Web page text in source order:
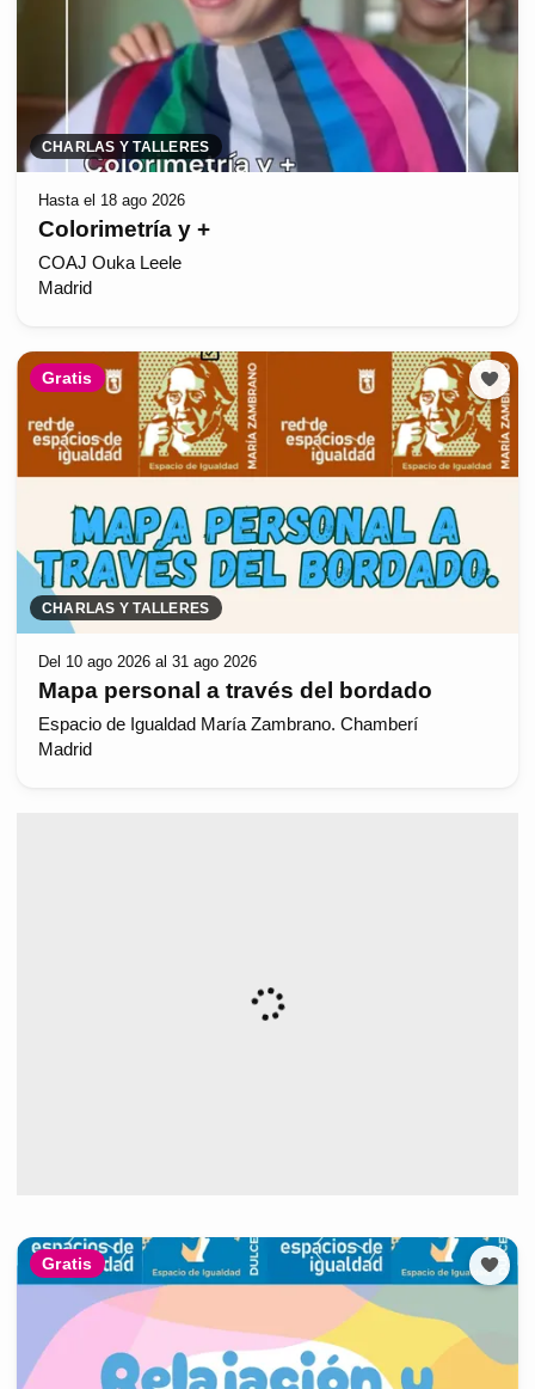
CHARLAS Y TALLERES
Hasta el 18 ago 2026
Colorimetría y +
COAJ Ouka Leele
Madrid
Gratis
CHARLAS Y TALLERES
Del 10 ago 2026 al 31 ago 2026
Mapa personal a través del bordado
Espacio de Igualdad María Zambrano. Chamberí
Madrid
Gratis